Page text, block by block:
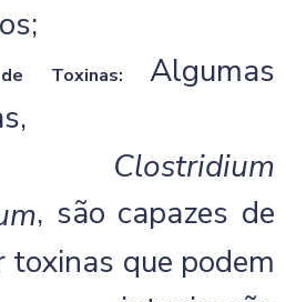
Toxinas:
Algumas
Clostridium
, são capazes de
toxinas que podem